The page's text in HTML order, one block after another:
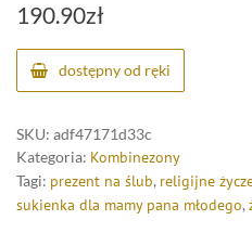
190.90zł
dostępny od ręki
SKU: adf47171d33c
Kategoria: Kombinezony
Tagi: prezent na ślub, religijne
sukienka dla mamy pana młodego,